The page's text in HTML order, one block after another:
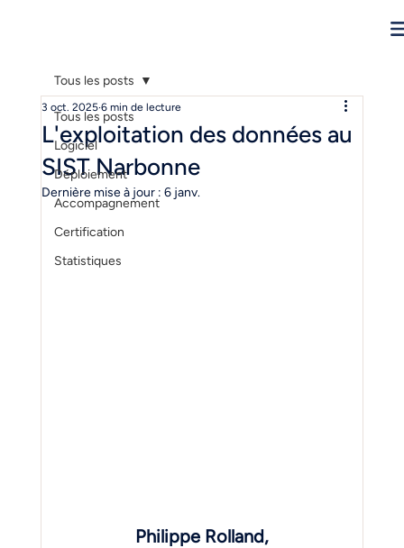
Tous les posts
Logiciel
Déploiement
Accompagnement
Certification
Statistiques
Tous les posts
L'exploitation des données au
SIST Narbonne
3 oct. 2025 6 min de lecture
Dernière mise à jour : 6 janv.
Philippe Rolland,